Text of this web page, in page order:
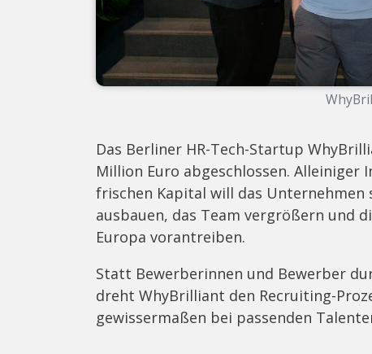
Das Berliner HR-Tech-Startup
Million Euro abgeschlossen.
frischen Kapital will das
ausbauen, das Team vergrößern und
Europa vorantreiben.
Statt Bewerberinnen und Bewerber
dreht WhyBrilliant den Recruiting-
gewissermaßen bei passenden